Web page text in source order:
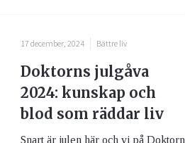
17 december, 2024 Bättre liv
Doktorns julgåva
2024: kunskap och
blod som räddar liv
Snart är julen här och vi på Doktorn